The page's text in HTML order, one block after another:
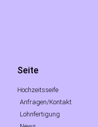
Seite
Hochzeitsseife
Anfragen/Kontakt
Lohnfertigung